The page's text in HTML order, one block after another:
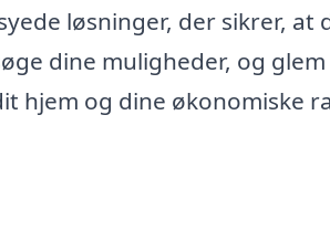
løsninger, der sikrer, at
dine muligheder, og glem
hjem og dine økonomiske